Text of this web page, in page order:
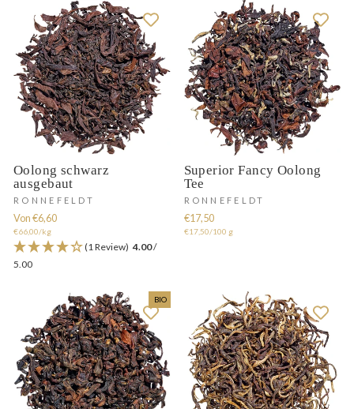
Oolong schwarz
ausgebaut
RONNEFELDT
Von €6,60
€66,00/kg
(1 Review) 4.00/
5.00
Superior Fancy Oolong
Tee
RONNEFELDT
€17,50
€17,50/100 g
BIO